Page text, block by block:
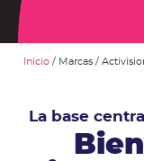
Inicio / Marcas /
La base